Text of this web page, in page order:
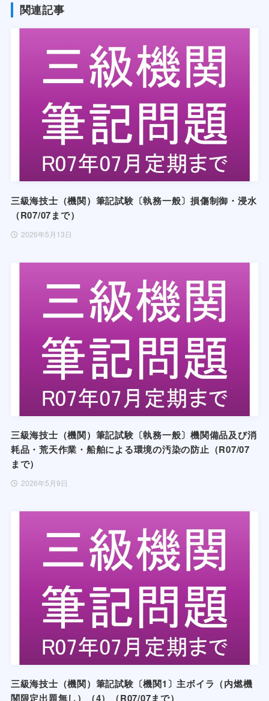
関連記事
三級海技士（機関）筆記試験〔執務一般〕損傷制御・浸水
（R07/07まで）
2026年5月13日
三級海技士（機関）筆記試験〔執務一般〕機関備品及び消
耗品・荒天作業・船舶による環境の汚染の防止（R07/07
まで）
2026年5月9日
三級海技士（機関）筆記試験〔機関1〕主ボイラ（内燃機
関限定出題無し）（4）（R07/07まで）